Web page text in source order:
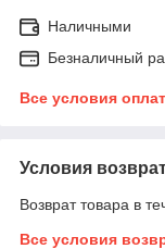
Наличными
Безналичный
Все условия
Условия
Возврат товара в
Все условия